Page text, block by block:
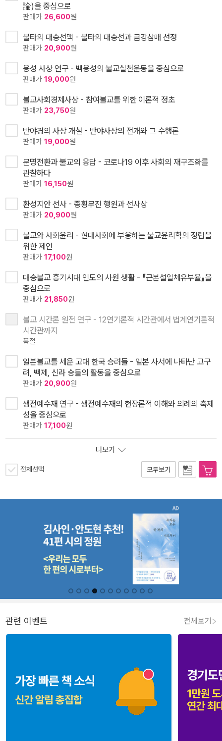
論)을 중심으로
판매가 26,600원
불타의 대승선맥 - 불타의 대승선과 금강삼매 선정
판매가 20,900원
용성 사상 연구 - 백용성의 불교실천운동을 중심으로
판매가 19,000원
불교사회경제사상 - 참여불교를 위한 이론적 정초
판매가 23,750원
반야경의 사상 개설 - 반야사상의 전개와 그 수행론
판매가 19,000원
문명전환과 불교의 응답 - 코로나19 이후 사회의 재구조화를
관찰하다
판매가 16,150원
환성지안 선사 - 종횡무진 행원과 선사상
판매가 20,900원
불교와 사회윤리 - 현대사회에 부응하는 불교윤리학의 정립을
위한 제언
판매가 17,100원
대승불교 흥기시대 인도의 사원 생활 - 『근본설일체유부율』을
중심으로
판매가 21,850원
불교 시간론 원전 연구 - 12연기론적 시간관에서 법계연기론적
시간관까지
품절
일본불교를 세운 고대 한국 승려들 - 일본 사서에 나타난 고구
려, 백제, 신라 승들의 활동을 중심으로
판매가 20,900원
생전예수재 연구 - 생전예수재의 현장론적 이해와 의례의 축제
성을 중심으로
판매가 17,100원
더보기
전체선택 모두보기
관련 이벤트 전체보기